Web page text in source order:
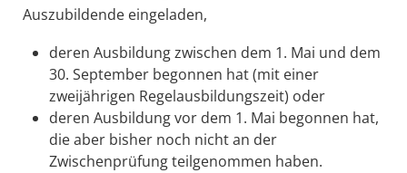
Auszubildende eingeladen,
deren Ausbildung zwischen dem 1. Mai und dem
30. September begonnen hat (mit einer
zweijährigen Regelausbildungszeit) oder
deren Ausbildung vor dem 1. Mai begonnen hat,
die aber bisher noch nicht an der
Zwischenprüfung teilgenommen haben.